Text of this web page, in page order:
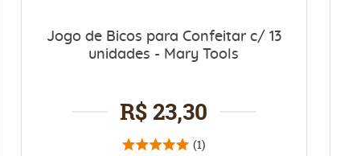
Jogo de Bicos para Confeitar c/ 13
unidades - Mary Tools
R$ 23,30
(1)